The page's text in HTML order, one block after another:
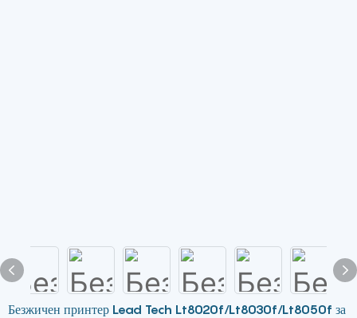
Безжичен принтер Lead Tech Lt8020f/Lt8030f/Lt8050f за